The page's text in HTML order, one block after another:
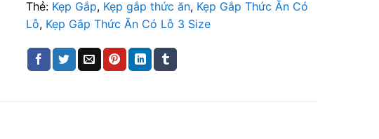
Thẻ: Kẹp Gắp, Kẹp gắp thức ăn, Kẹp Gắp Thức Ăn Có
Lỗ, Kẹp Gắp Thức Ăn Có Lỗ 3 Size